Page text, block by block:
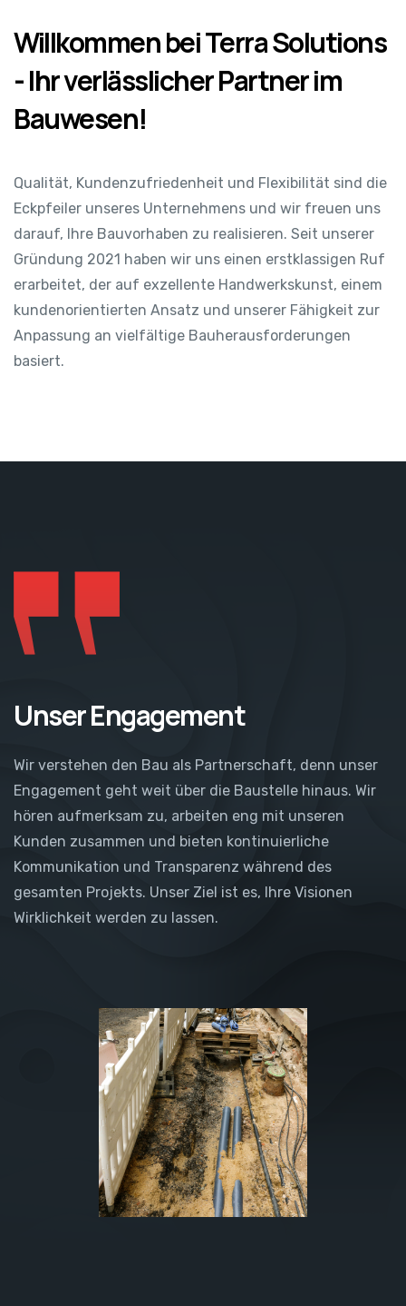
Willkommen bei Terra Solutions
- Ihr verlässlicher Partner im
Bauwesen!
Qualität, Kundenzufriedenheit und Flexibilität sind die
Eckpfeiler unseres Unternehmens und wir freuen uns
darauf, Ihre Bauvorhaben zu realisieren. Seit unserer
Gründung 2021 haben wir uns einen erstklassigen Ruf
erarbeitet, der auf exzellente Handwerkskunst, einem
kundenorientierten Ansatz und unserer Fähigkeit zur
Anpassung an vielfältige Bauherausforderungen
basiert.
Unser Engagement
Wir verstehen den Bau als Partnerschaft, denn unser
Engagement geht weit über die Baustelle hinaus. Wir
hören aufmerksam zu, arbeiten eng mit unseren
Kunden zusammen und bieten kontinuierliche
Kommunikation und Transparenz während des
gesamten Projekts. Unser Ziel ist es, Ihre Visionen
Wirklichkeit werden zu lassen.